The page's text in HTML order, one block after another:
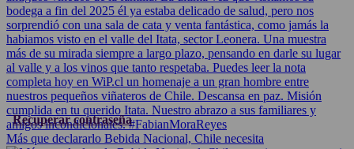
Más que declararlo Bebida Nacional, Chile necesita
Recuperar contraseña